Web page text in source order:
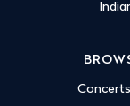
Concerts